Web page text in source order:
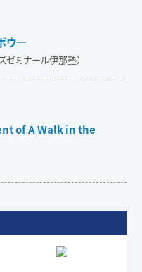
ウ―
ミナール伊那塾）
of A Walk in the